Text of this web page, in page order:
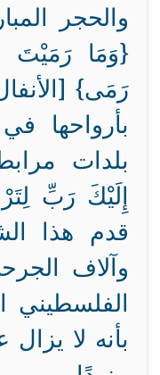
والحجر
{وَمَا رَمَيْتَ
بأرواحها
بلدات
قدم هذا
وآلاف
الفلسطيني
بأنه لا